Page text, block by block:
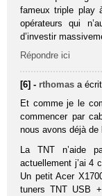
fameux triple play
opérateurs qui
d’investir
Répondre ici
[6] - rthomas a écrit
Et comme je le
commencer par
nous avons déjà de
La TNT n’aide
actuellement j’ai 4
Un petit Acer
tuners TNT USB